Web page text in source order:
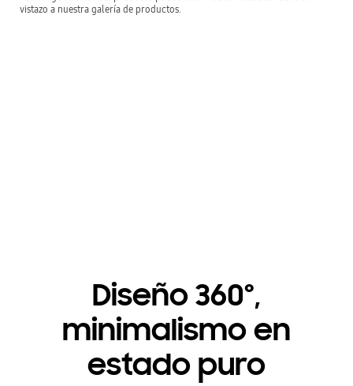
vistazo a nuestra galería de productos.
Diseño 360º,
minimalismo en
estado puro